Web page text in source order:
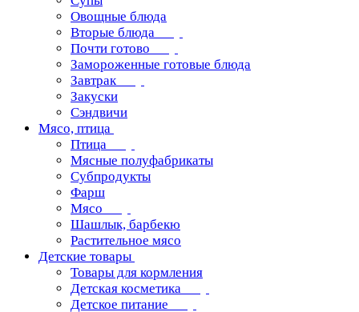
Овощные блюда
Вторые блюда
Почти готово
Замороженные готовые блюда
Завтрак
Закуски
Сэндвичи
Мясо, птица
Птица
Мясные полуфабрикаты
Субпродукты
Фарш
Мясо
Шашлык, барбекю
Растительное мясо
Детские товары
Товары для кормления
Детская косметика
Детское питание